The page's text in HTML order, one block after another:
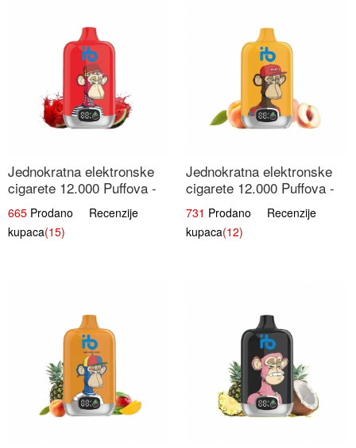
Jednokratna elektronske
cigarete 12.000 Puffova -
Lubenica Sladoled | Ljetna
Desertna Aroma
665 Prodano Recenzije
kupaca(15)
Jednokratna elektronske
cigarete 12.000 Puffova -
Breskva i Voćni Sok |
Osježavajuća Voćna
Mješavina
731 Prodano Recenzije
kupaca(12)